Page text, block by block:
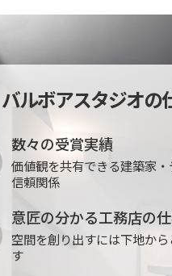
バルボアスタジオの
数々の受賞実績
価値観を共有できる建築家
信頼関係
意匠の分かる工務店の
空間を創り出すには下地か
す